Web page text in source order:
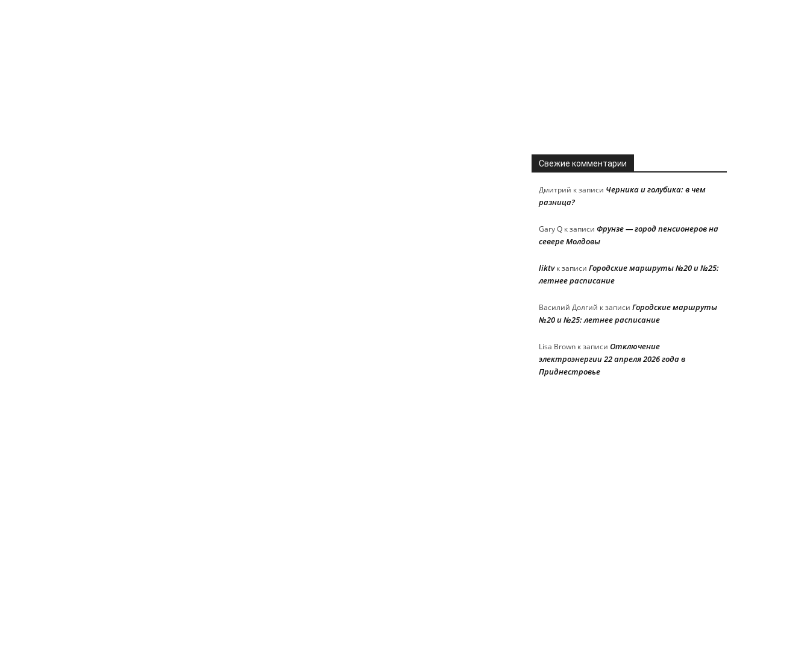
Свежие комментарии
Дмитрий к записи Черника и голубика: в чем
разница?
Gary Q к записи Фрунзе — город пенсионеров на
севере Молдовы
liktvк записи Городские маршруты №20 и №25:
летнее расписание
Василий Долгий к записи Городские маршруты
№20 и №25: летнее расписание
Lisa Brown к записи Отключение
электроэнергии 22 апреля 2026 года в
Приднестровье